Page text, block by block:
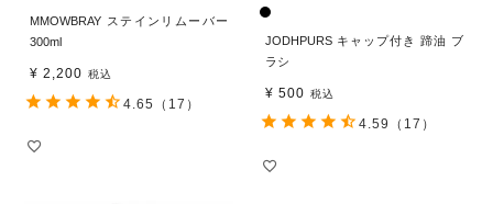
MMOWBRAY ステインリムーバー
300ml
¥ 2,200 税込
4.65 （17）
JODHPURS キャップ付き 蹄油 ブ
ラシ
¥ 500 税込
4.59 （17）